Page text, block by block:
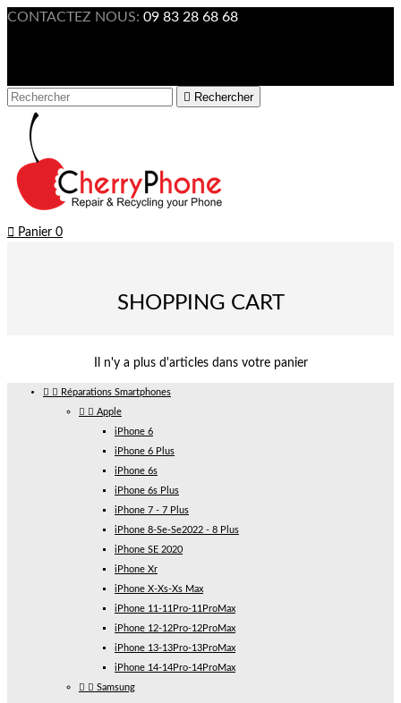
CONTACTEZ NOUS: 09 83 28 68 68
 Rechercher
 Panier 0
SHOPPING CART
Il n'y a plus d'articles dans votre panier
  Réparations Smartphones
  Apple
iPhone 6
iPhone 6 Plus
iPhone 6s
iPhone 6s Plus
iPhone 7 - 7 Plus
iPhone 8-Se-Se2022 - 8 Plus
iPhone SE 2020
iPhone Xr
iPhone X-Xs-Xs Max
iPhone 11-11Pro-11ProMax
iPhone 12-12Pro-12ProMax
iPhone 13-13Pro-13ProMax
iPhone 14-14Pro-14ProMax
  Samsung